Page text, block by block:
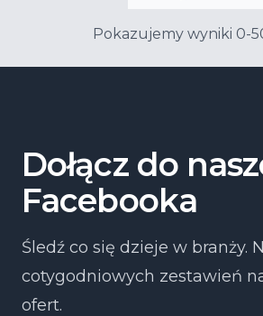
Pokazujemy wyniki 0-
Dołącz do
Facebooka
Śledź co się dzieje w branży.
cotygodniowych zestawień
ofert.